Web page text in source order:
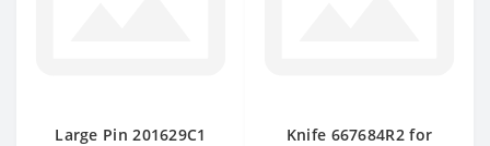
Large Pin 201629C1
Knife 667684R2 for